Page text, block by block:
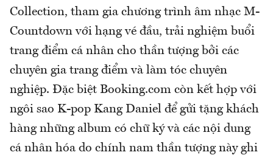
Collection, tham gia chương trình âm nhạc M-
Countdown với hạng vé đầu, trải nghiệm buổi
trang điểm cá nhân cho thần tượng bởi các
chuyên gia trang điểm và làm tóc chuyên
nghiệp. Đặc biệt Booking.com còn kết hợp với
ngôi sao K-pop Kang Daniel để gửi tặng khách
hàng những album có chữ ký và các nội dung
cá nhân hóa do chính nam thần tượng này ghi